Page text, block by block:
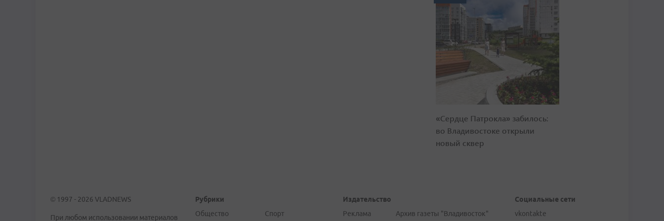
«Сердце Патрокла» забилось:
во Владивостоке открыли
новый сквер
© 1997 - 2026 VLADNEWS
При любом использовании материалов
Рубрики
Общество
Спорт
Издательство
Реклама
Архив газеты "Владивосток"
Социальные сети
vkontakte